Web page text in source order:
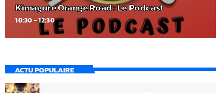
Kimagure Orange Road : Le Podcast
10:30 - 12:30
ACTU POPULAIRE